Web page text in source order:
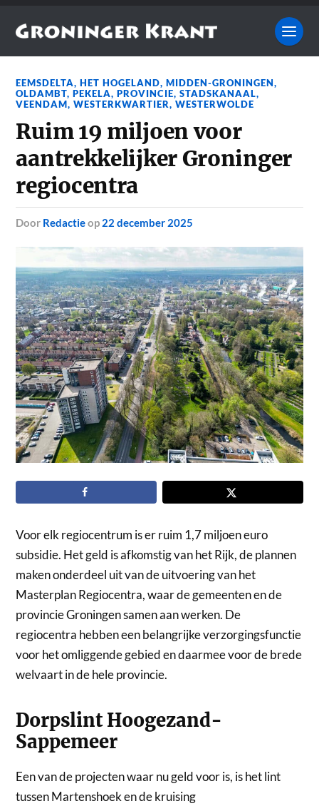
EEMSDELTA,HET HOGELAND,MIDDEN-GRONINGEN,
OLDAMBT,PEKELA,PROVINCIE,STADSKANAAL,
VEENDAM,WESTERKWARTIER,WESTERWOLDE
Ruim 19 miljoen voor
aantrekkelijker Groninger
regiocentra
door Redactieop 22 december 2025
Voor elk regiocentrum is er ruim 1,7 miljoen euro
subsidie. Het geld is afkomstig van het Rijk, de plannen
maken onderdeel uit van de uitvoering van het
Masterplan Regiocentra, waar de gemeenten en de
provincie Groningen samen aan werken. De
regiocentra hebben een belangrijke verzorgingsfunctie
voor het omliggende gebied en daarmee voor de brede
welvaart in de hele provincie.
Dorpslint Hoogezand-
Sappemeer
Een van de projecten waar nu geld voor is, is het lint
tussen Martenshoek en de kruising